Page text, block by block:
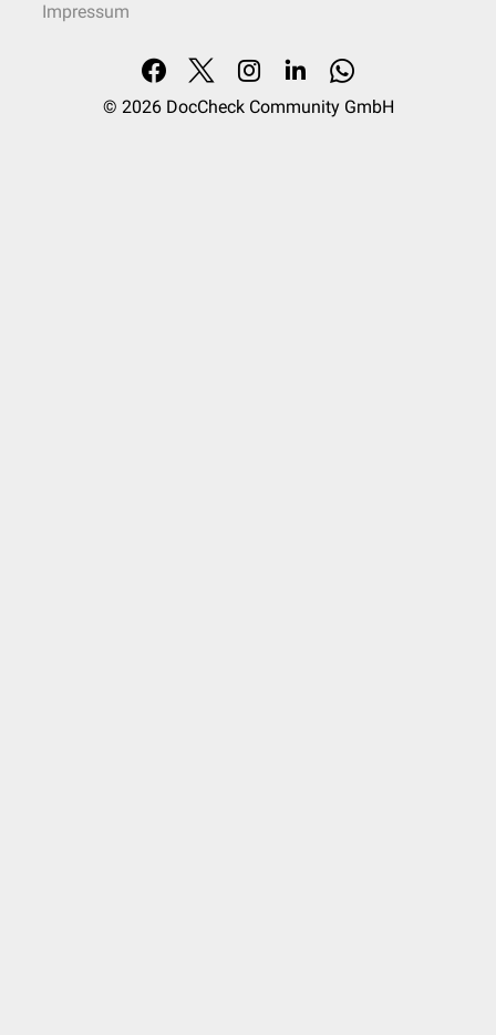
Impressum
© 2026 DocCheck Community GmbH